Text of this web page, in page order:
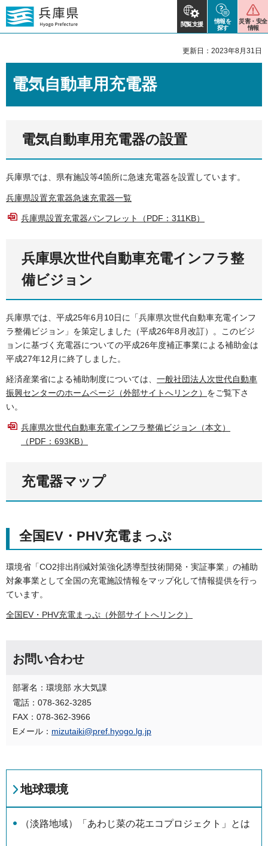
閲覧支援
情報を
探す
災害・安全
情報
更新日：2023年8月31日
電気自動車用充電器
電気自動車用充電器の設置
兵庫県では、県有施設等4箇所に急速充電器を設置しています。
兵庫県設置充電器急速充電器一覧
兵庫県設置充電器パンフレット（PDF：311KB）
兵庫県次世代自動車充電インフラ整
備ビジョン
兵庫県では、平成25年6月10日に「兵庫県次世代自動車充電インフ
ラ整備ビジョン」を策定しました（平成26年8月改訂）。このビジ
ョンに基づく充電器についての平成26年度補正事業による補助金は
平成27年12月に終了しました。
経済産業省による補助制度については、 一般社団法人次世代自動車
振興センターのホームページ（外部サイトへリンク） をご覧下さ
い。
兵庫県次世代自動車充電インフラ整備ビジョン（本文）
（PDF：693KB）
充電器マップ
全国EV・PHV充電まっぷ
環境省「CO2排出削減対策強化誘導型技術開発・実証事業」の補助
対象事業として全国の充電施設情報をマップ化して情報提供を行っ
ています。
全国EV・PHV充電まっぷ（外部サイトへリンク）
お問い合わせ
部署名：環境部 水大気課
電話：078-362-3285
FAX：078-362-3966
Eメール： mizutaiki@pref.hyogo.lg.jp
地球環境
（淡路地域）「あわじ菜の花エコプロジェクト」とは